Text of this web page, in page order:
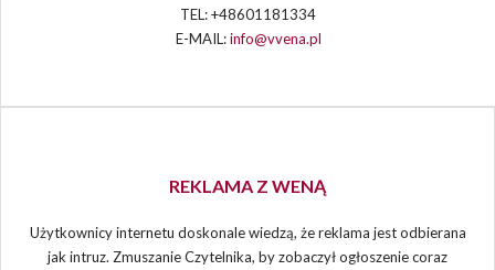
TEL: +48601181334
E-MAIL:info@vvena.pl
REKLAMA Z WENĄ
Użytkownicy internetu doskonale wiedzą, że reklama jest odbierana
jak intruz. Zmuszanie Czytelnika, by zobaczył ogłoszenie coraz